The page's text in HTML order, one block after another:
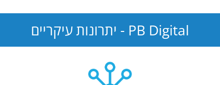
PB Digital - יתרונות עיקריים